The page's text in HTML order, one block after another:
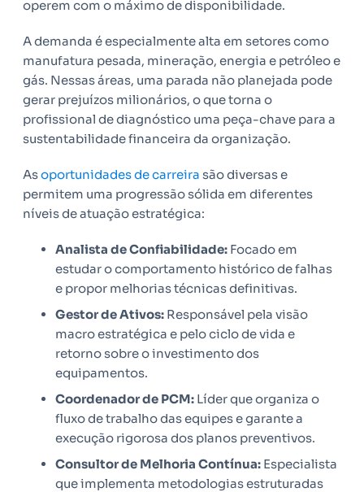
operem com o máximo de disponibilidade.
A demanda é especialmente alta em setores como
manufatura pesada, mineração, energia e petróleo e
gás. Nessas áreas, uma parada não planejada pode
gerar prejuízos milionários, o que torna o
profissional de diagnóstico uma peça-chave para a
sustentabilidade financeira da organização.
Asoportunidades de carreira são diversas e
permitem uma progressão sólida em diferentes
níveis de atuação estratégica:
Analista de Confiabilidade: Focado em
estudar o comportamento histórico de falhas
e propor melhorias técnicas definitivas.
Gestor de Ativos: Responsável pela visão
macro estratégica e pelo ciclo de vida e
retorno sobre o investimento dos
equipamentos.
Coordenador de PCM: Líder que organiza o
fluxo de trabalho das equipes e garante a
execução rigorosa dos planos preventivos.
Consultor de Melhoria Contínua: Especialista
que implementa metodologias estruturadas